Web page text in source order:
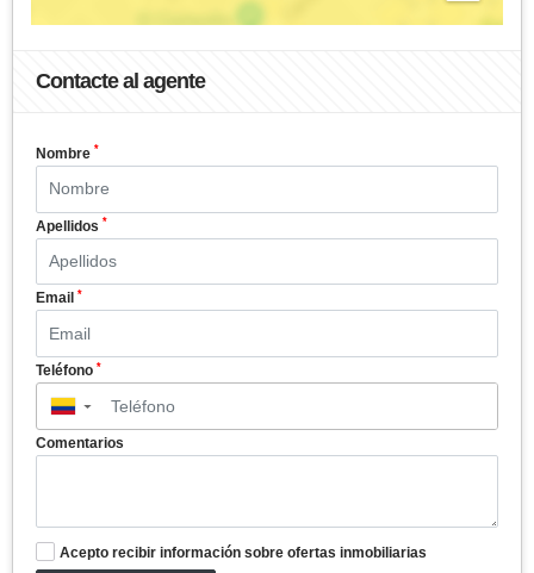
Contacte al agente
Nombre *
Apellidos *
Email *
Teléfono *
▼
Comentarios
Acepto recibir información sobre ofertas inmobiliarias